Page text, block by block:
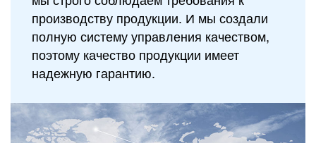
производству продукции. И мы создали
полную систему управления качеством,
поэтому качество продукции имеет
надежную гарантию.